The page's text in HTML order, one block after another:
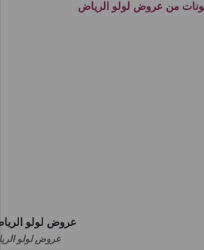
من عروض لولو الرياض
عروض لولو الرياض اليوم 16 فبراير حتى 18